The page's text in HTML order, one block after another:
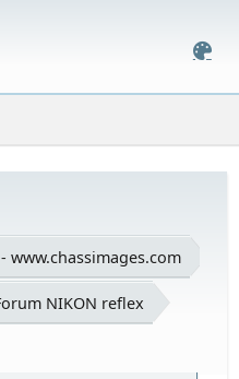
www.chassimages.com
NIKON reflex